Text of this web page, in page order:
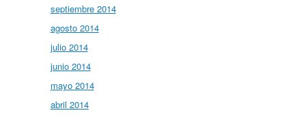
septiembre 2014
agosto 2014
julio 2014
junio 2014
mayo 2014
abril 2014